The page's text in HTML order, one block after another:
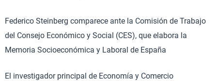
Federico Steinberg comparece ante la Comisión de Trabajo
del Consejo Económico y Social (CES), que elabora la
Memoria Socioeconómica y Laboral de España
El investigador principal de Economía y Comercio